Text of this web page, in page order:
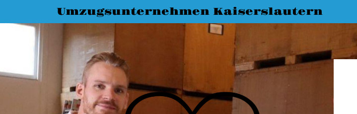
Umzugsunternehmen Kaiserslautern